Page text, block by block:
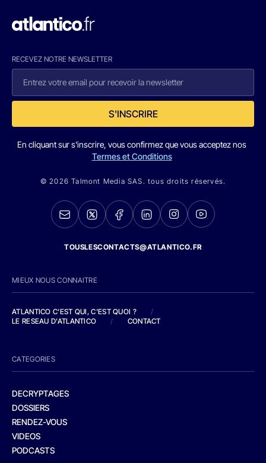
RECEVEZ NOTRE NEWSLETTER
S'INSCRIRE
En cliquant sur s'inscrire, vous confirmez que vous acceptez nos
Termes et Conditions
© 2026 Talmont Media SAS. tous droits réservés.
TOUSLESCONTACTS@ATLANTICO.FR
MIEUX NOUS CONNAITRE
ATLANTICO C'EST QUI, C'EST QUOI ?
/
LE RESEAU D'ATLANTICO
/ CONTACT
CATEGORIES
DECRYPTAGES
DOSSIERS
RENDEZ-VOUS
VIDEOS
PODCASTS